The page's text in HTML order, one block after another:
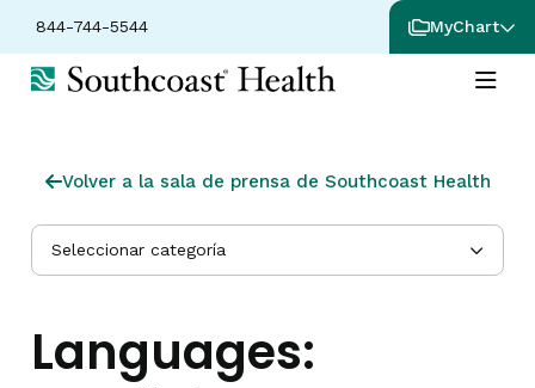
844-744-5544 MyChart
Volver a la sala de prensa de Southcoast Health
Seleccionar categoría
Languages: